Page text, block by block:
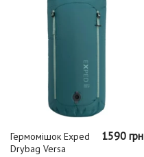
Гермомішок Exped
Drybag Versa
1590 грн